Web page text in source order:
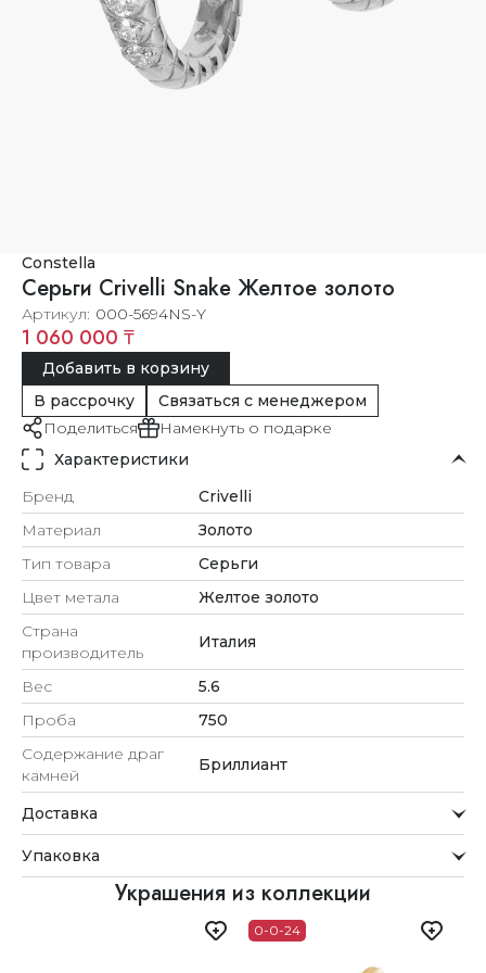
Constella
Серьги Crivelli Snake Желтое золото
Артикул 000-5694NS-Y
1 060 000 ₸
Добавить в корзину
В рассрочку
Связаться с менеджером
Поделиться
Намекнуть о подарке
Характеристики
Бренд
Crivelli
Материал
Золото
Тип товара
Серьги
Цвет метала
Желтое золото
Страна
производитель
Италия
Вес
5.6
Проба
750
Содержание драг
камней
Бриллиант
Доставка
Мы стремимся обрабатывать заказы максимально
быстро и доставлять их прямо до вашей двери в
удобное для вас время.
Упаковка
Внимание к деталям
Каждое украшение проходит тщательную проверку
Украшения из коллекции
0-0-24